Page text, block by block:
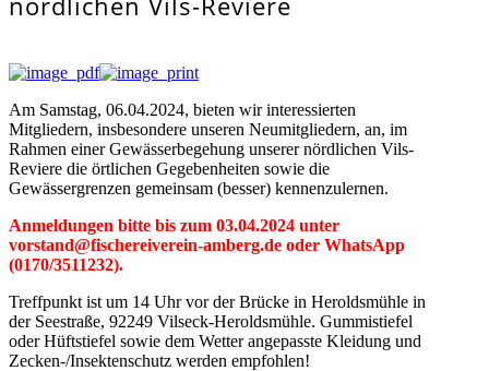
Am Samstag, 06.04.2024, bieten wir interessierten
Mitgliedern, insbesondere unseren Neumitgliedern, an, im
Rahmen einer Gewässerbegehung unserer nördlichen Vils-
Reviere die örtlichen Gegebenheiten sowie die
Gewässergrenzen gemeinsam (besser) kennenzulernen.
Anmeldungen bitte bis zum 03.04.2024 unter
vorstand@fischereiverein-amberg.de oder WhatsApp
(0170/3511232).
Treffpunkt ist um 14 Uhr vor der Brücke in Heroldsmühle in
der Seestraße, 92249 Vilseck-Heroldsmühle. Gummistiefel
oder Hüftstiefel sowie dem Wetter angepasste Kleidung und
Zecken-/Insektenschutz werden empfohlen!